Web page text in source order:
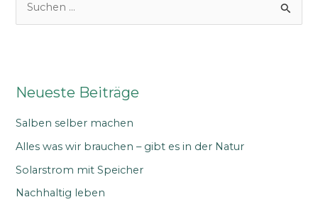
n
n
a
c
Neueste Beiträge
Salben selber machen
Alles was wir brauchen – gibt es in der Natur
Solarstrom mit Speicher
Nachhaltig leben